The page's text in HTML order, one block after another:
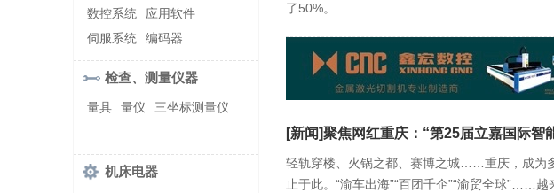
数控系统
应用软件
伺服系统
编码器
检查、测量仪器
量具 量仪 三坐标测量仪
机床电器
了50%。
[新闻]聚焦网红重庆：“第25届立嘉国际智
轻轨穿楼、火锅之都、赛博之城……重庆，成为
止于此。“渝车出海”“百团千企”“渝贸全球”……